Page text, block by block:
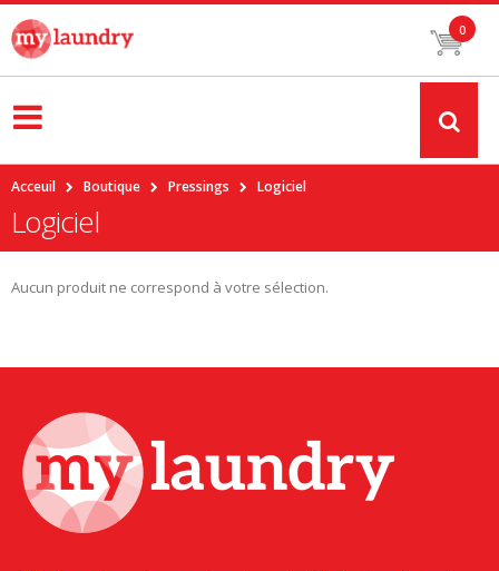
0
Acceuil Boutique Pressings Logiciel
Logiciel
Aucun produit ne correspond à votre sélection.